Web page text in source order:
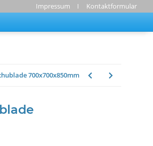
Impressum Kontaktformular
700x700x850mm